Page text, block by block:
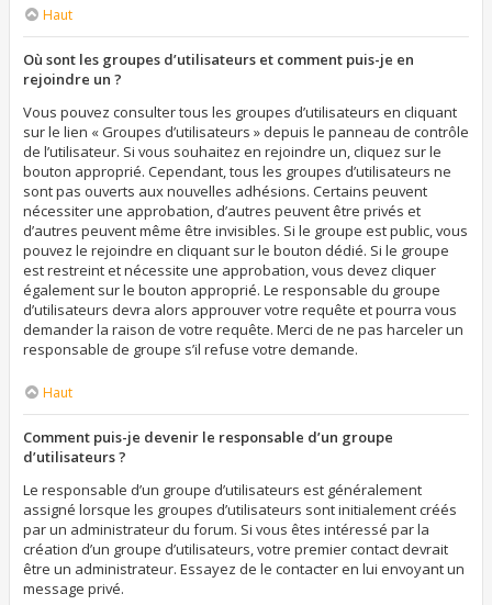
Haut
Où sont les groupes d’utilisateurs et comment puis-je en
rejoindre un ?
Vous pouvez consulter tous les groupes d’utilisateurs en cliquant
sur le lien « Groupes d’utilisateurs » depuis le panneau de contrôle
de l’utilisateur. Si vous souhaitez en rejoindre un, cliquez sur le
bouton approprié. Cependant, tous les groupes d’utilisateurs ne
sont pas ouverts aux nouvelles adhésions. Certains peuvent
nécessiter une approbation, d’autres peuvent être privés et
d’autres peuvent même être invisibles. Si le groupe est public, vous
pouvez le rejoindre en cliquant sur le bouton dédié. Si le groupe
est restreint et nécessite une approbation, vous devez cliquer
également sur le bouton approprié. Le responsable du groupe
d’utilisateurs devra alors approuver votre requête et pourra vous
demander la raison de votre requête. Merci de ne pas harceler un
responsable de groupe s’il refuse votre demande.
Haut
Comment puis-je devenir le responsable d’un groupe
d’utilisateurs ?
Le responsable d’un groupe d’utilisateurs est généralement
assigné lorsque les groupes d’utilisateurs sont initialement créés
par un administrateur du forum. Si vous êtes intéressé par la
création d’un groupe d’utilisateurs, votre premier contact devrait
être un administrateur. Essayez de le contacter en lui envoyant un
message privé.